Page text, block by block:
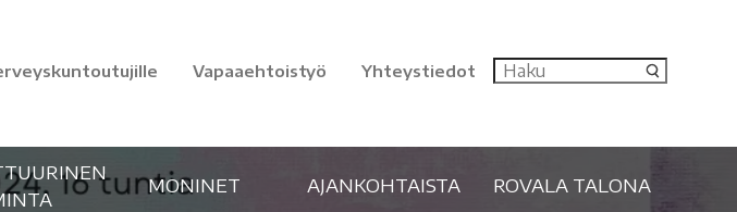
Vapaaehtoistyö Yhteystiedot
MONINET AJANKOHTAISTA ROVALA TALONA